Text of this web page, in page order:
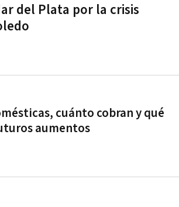
del Plata por la crisis
cuánto cobran y qué
aumentos